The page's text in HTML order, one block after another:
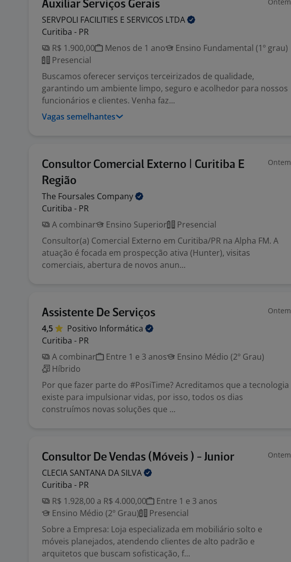
Auxiliar Serviços Gerais
SERVPOLI FACILITIES E SERVICOS LTDA
Curitiba - PR
R$ 1.900,00
Menos de 1 ano
Ensino Fundamental (1º grau)
Presencial
Buscamos oferecer serviços terceirizados de qualidade,
garantindo um ambiente limpo, seguro e acolhedor para nossos
funcionários e clientes. Venha faz...
Vagas semelhantes
Consultor Comercial Externo | Curitiba E
Região
Ontem
The Foursales Company
Curitiba - PR
A combinar
Ensino Superior
Presencial
Consultor(a) Comercial Externo em Curitiba/PR na Alpha FM. A
atuação é focada em prospecção ativa (Hunter), visitas
comerciais, abertura de novos anun...
Assistente De Serviços Ontem
4,5 Positivo Informática
Curitiba - PR
A combinar
Entre 1 e 3 anos
Ensino Médio (2º Grau)
Híbrido
Por que fazer parte do #PosiTime? Acreditamos que a tecnologia
existe para impulsionar vidas, por isso, todos os dias
construímos novas soluções que ...
Consultor De Vendas (Móveis ) - Junior Ontem
CLECIA SANTANA DA SILVA
Curitiba - PR
R$ 1.928,00 a R$ 4.000,00
Entre 1 e 3 anos
Ensino Médio (2º Grau)
Presencial
Sobre a Empresa: Loja especializada em mobiliário solto e
móveis planejados, atendendo clientes de alto padrão e
arquitetos que buscam sofisticação, f...